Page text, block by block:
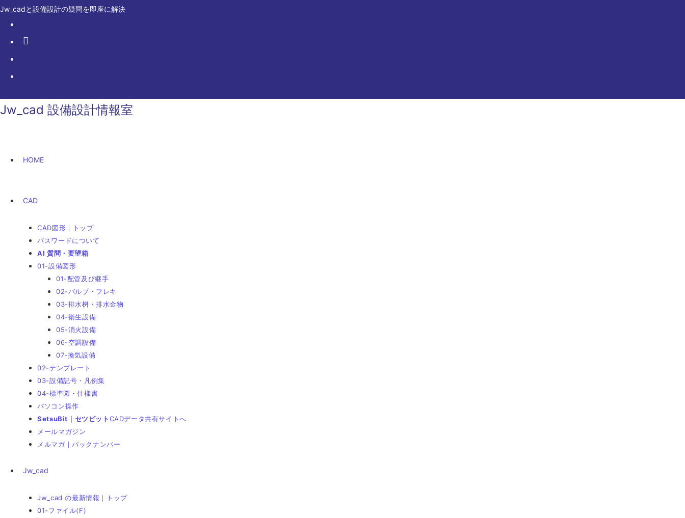
コ
ッ
Jw_cadと設備設計の疑問を即座に解決
Jw_cad 設備設計情報室
HOME
CAD
CAD図形｜トップ
パスワードについて
AI 質問・要望箱
01-設備図形
01-配管及び継手
02-バルブ・フレキ
03-排水桝・排水金物
04-衛生設備
05-消火設備
06-空調設備
07-換気設備
02-テンプレート
03-設備記号・凡例集
04-標準図・仕様書
パソコン操作
SetsuBit｜セツビットCADデータ共有サイトへ
メールマガジン
メルマガ｜バックナンバー
Jw_cad
Jw_cad の最新情報｜トップ
01-ファイル(F)